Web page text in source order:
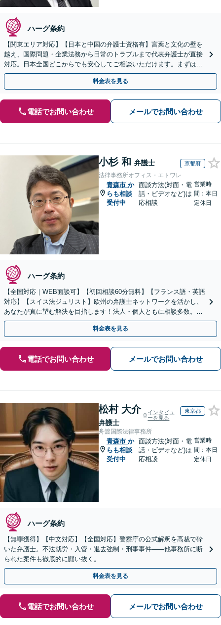
ハーグ条約
【関東エリア対応】【日本と中国の弁護士資格有】言葉と文化の壁を
越え、国際問題・企業法務から日常のトラブルまで代表弁護士が直接
対応。日本全国どこからでも安心してご相談いただけます。まずは一
歩を踏み出してみませんか。【初回相談無料】
料金表を見る
電話でお問い合わせ メールでお問い合わせ
小杉 和 弁護士 京都府
法律事務所オフィス・エトワレ
青森市 か
らも相談
受付中
面談方法(対面・電
話・ビデオなど)は
応相談
営業時
間：本日
定休日
ハーグ条約
【全国対応｜WEB面談可】【初回相談60分無料】【フランス語・英語
対応】【スイス法ジュリスト】欧州の弁護士ネットワークを活かし、
あなたが真に望む解決を目指します！法人・個人ともに相談多数。細
やかな連絡と粘り強い交渉を徹底【休日・夜間相談可】
料金表を見る
電話でお問い合わせ メールでお問い合わせ
松村 大介
弁護士
インタビュ
ーを見る
東京都
舟渡国際法律事務所
青森市 か
らも相談
受付中
面談方法(対面・電
話・ビデオなど)は
応相談
営業時
間：本日
定休日
ハーグ条約
【無罪獲得】【中文対応】【全国対応】警察庁の公式解釈を高裁で砕
いた弁護士。不法就労・入管・退去強制・刑事事件——他事務所に断
られた案件も徹底的に闘い抜く。
料金表を見る
電話でお問い合わせ メールでお問い合わせ